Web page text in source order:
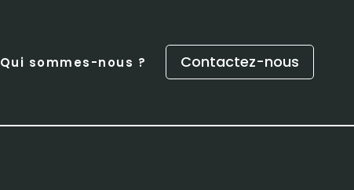
Qui sommes-nous ? Contactez-nous